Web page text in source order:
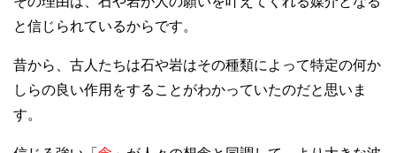
と信じられているからです。
昔から、古人たちは石や岩はその種類によって特定の何か
しらの良い作用をすることがわかっていたのだと思いま
す。